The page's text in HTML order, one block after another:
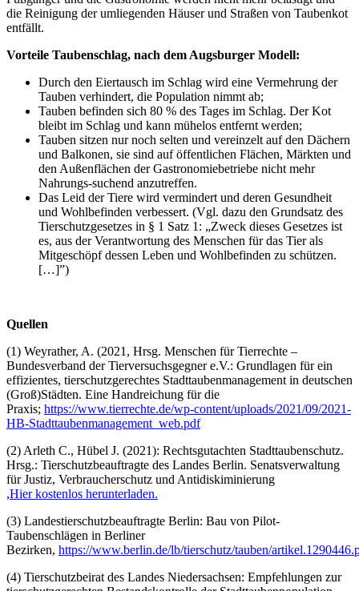
die Reinigung der umliegenden Häuser und Straßen von Taubenkot
entfällt.
Vorteile Taubenschlag, nach dem Augsburger Modell:
Durch den Eiertausch im Schlag wird eine Vermehrung der
Tauben verhindert, die Population nimmt ab;
Tauben befinden sich 80 % des Tages im Schlag. Der Kot
bleibt im Schlag und kann mühelos entfernt werden;
Tauben sitzen nur noch selten und vereinzelt auf den Dächern
und Balkonen, sie sind auf öffentlichen Flächen, Märkten und
den Außenflächen der Gastronomiebetriebe nicht mehr
Nahrungs-suchend anzutreffen.
Das Leid der Tiere wird vermindert und deren Gesundheit
und Wohlbefinden verbessert. (Vgl. dazu den Grundsatz des
Tierschutzgesetzes in § 1 Satz 1: „Zweck dieses Gesetzes ist
es, aus der Verantwortung des Menschen für das Tier als
Mitgeschöpf dessen Leben und Wohlbefinden zu schützen.
[…]”)
Quellen
(1) Weyrather, A. (2021, Hrsg. Menschen für Tierrechte –
Bundesverband der Tierversuchsgegner e.V.: Grundlagen für ein
effizientes, tierschutzgerechtes Stadttaubenmanagement in deutschen
(Groß)Städten. Eine Handreichung für die
Praxis; https://www.tierrechte.de/wp-content/uploads/2021/09/2021-
HB-Stadttaubenmanagement_web.pdf
(2) Arleth C., Hübel J. (2021): Rechtsgutachten Stadttaubenschutz.
Hrsg.: Tierschutzbeauftragte des Landes Berlin. Senatsverwaltung
für Justiz, Verbraucherschutz und Antidiskiminierung
,Hier kostenlos herunterladen.
(3) Landestierschutzbeauftragte Berlin: Bau von Pilot-
Taubenschlägen in Berliner
Bezirken, https://www.berlin.de/lb/tierschutz/tauben/
(4) Tierschutzbeirat des Landes Niedersachsen: Empfehlungen zur